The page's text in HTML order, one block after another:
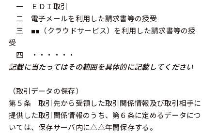
一 ＥＤＩ取引
二 電子メールを利用した請求書等の授受
三 ■■（クラウドサービス）を利用した請求書等の授
受
四 ・・・・・・
記載に当たってはその範囲を具体的に記載してください
（取引データの保存）
第５条 取引先から受領した取引関係情報及び取引相手に
提供した取引関係情報のうち、第６条に定めるデータにつ
いては、保存サーバ内に△△年間保存する。